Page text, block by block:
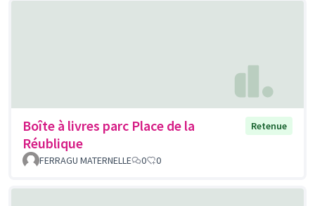
Boîte à livres parc Place de la
Réublique
Retenue
FERRAGU MATERNELLE 0 0